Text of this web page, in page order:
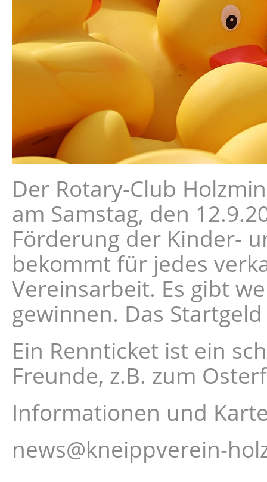
Der Rotary-Club
am Samstag, den
Förderung der Kinder-
bekommt für jedes
Vereinsarbeit. Es gibt
gewinnen. Das
Ein Rennticket ist ein
Freunde, z.B. zum
Informationen und
news@kneippverein-